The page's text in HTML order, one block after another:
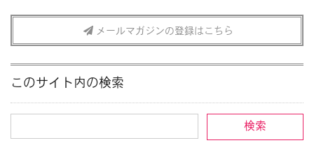
メールマガジンの登録はこちら
このサイト内の検索